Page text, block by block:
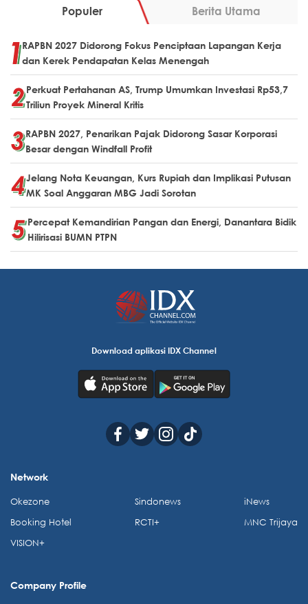
Populer Berita Utama
RAPBN 2027 Didorong Fokus Penciptaan Lapangan Kerja
dan Kerek Pendapatan Kelas Menengah
Perkuat Pertahanan AS, Trump Umumkan Investasi Rp53,7
Triliun Proyek Mineral Kritis
RAPBN 2027, Penarikan Pajak Didorong Sasar Korporasi
Besar dengan Windfall Profit
Jelang Nota Keuangan, Kurs Rupiah dan Implikasi Putusan
MK Soal Anggaran MBG Jadi Sorotan
Percepat Kemandirian Pangan dan Energi, Danantara Bidik
Hilirisasi BUMN PTPN
Download aplikasi IDX Channel
Network
Okezone
Booking Hotel
VISION+
Sindonews
RCTI+
iNews
MNC Trijaya
Company Profile